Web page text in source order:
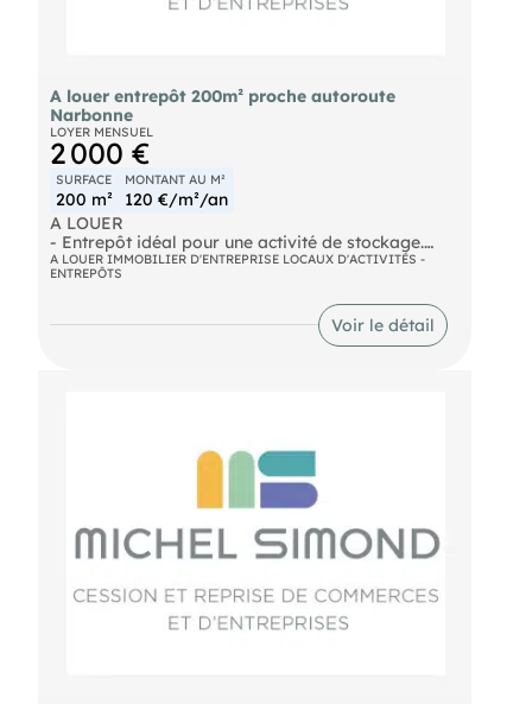
A louer entrepôt 200m² proche autoroute
Narbonne
LOYER MENSUEL
2 000 €
SURFACE
200 m²
MONTANT AU M²
120 €/m²/an
A LOUER
- Entrepôt idéal pour une activité de stockage.
Implanté stratégiquement près de l'autoroute. La
cellule est très bien isolé et de conception
Parking attenant. Dossier sur demande, nous
A LOUER IMMOBILIER D'ENTREPRISE LOCAUX D'ACTIVITÉS -
ENTREPÔTS
Voir le détail